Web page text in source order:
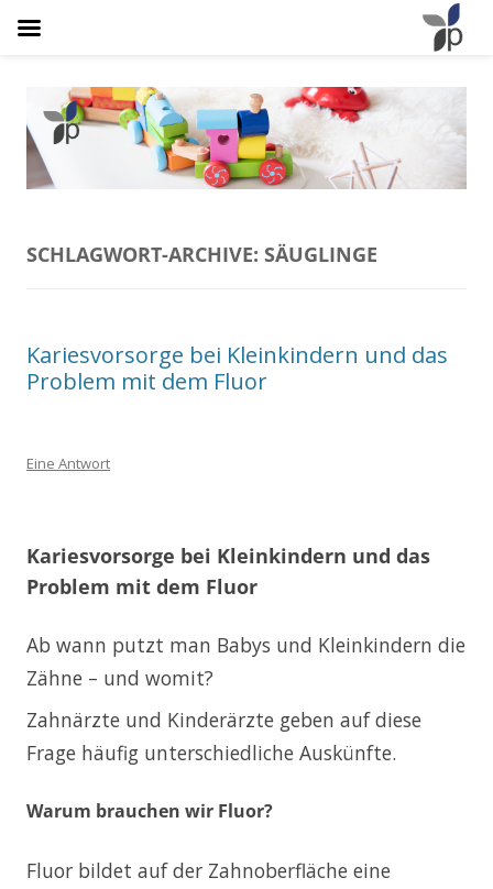
Osteopathie Plathner
Natürlich Schmerzfrei
SCHLAGWORT-ARCHIVE: SÄUGLINGE
Kariesvorsorge bei Kleinkindern und das
Problem mit dem Fluor
Eine Antwort
Kariesvorsorge bei Kleinkindern und das
Problem mit dem Fluor
Ab wann putzt man Babys und Kleinkindern die
Zähne – und womit?
Zahnärzte und Kinderärzte geben auf diese
Frage häufig unterschiedliche Auskünfte.
Warum brauchen wir Fluor?
Fluor bildet auf der Zahnoberfläche eine